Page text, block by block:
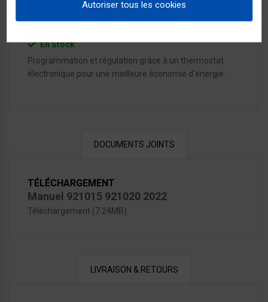
2 ans
En Stock
Programmation et régulation grâce à un thermostat
électronique pour une meilleure économie d'énergie.
DOCUMENTS JOINTS
TÉLÉCHARGEMENT
Manuel 921015 921020 2022
Téléchargement (7.24MB)
LIVRAISON & RETOURS
Autoriser tous les cookies